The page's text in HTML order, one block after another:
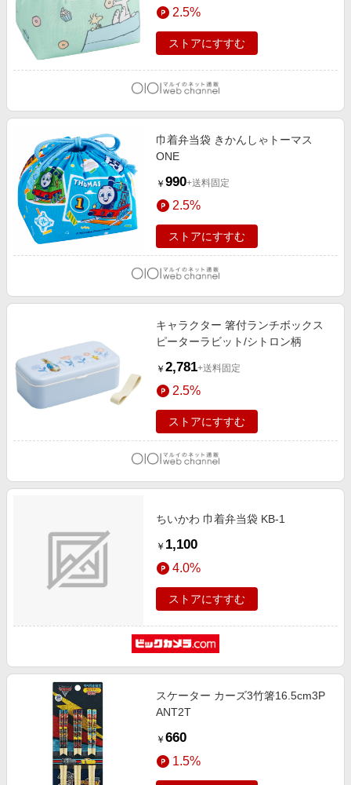
2.5%
ストアにすすむ
巾着弁当袋 きかんしゃトーマス
ONE
￥ 990+送料固定
2.5%
ストアにすすむ
キャラクター 箸付ランチボックス
ピーターラビット/シトロン柄
￥ 2,781+送料固定
2.5%
ストアにすすむ
ちいかわ 巾着弁当袋 KB-1
￥ 1,100
4.0%
ストアにすすむ
スケーター カーズ3竹箸16.5cm3P
ANT2T
￥ 660
1.5%